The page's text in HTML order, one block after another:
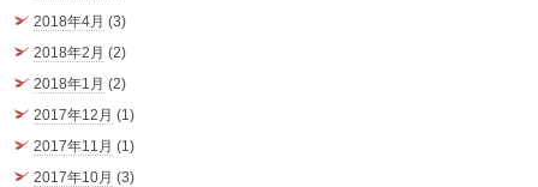
2018年4月 (3)
2018年2月 (2)
2018年1月 (2)
2017年12月 (1)
2017年11月 (1)
2017年10月 (3)